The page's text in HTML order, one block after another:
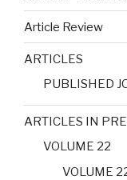
Article Review
ARTICLES
PUBLISHED
ARTICLES IN
VOLUME 22
VOLUME